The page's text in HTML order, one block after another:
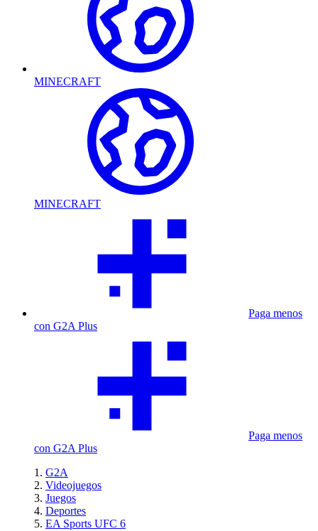
MINECRAFT
MINECRAFT
Paga menos
con G2A Plus
Paga menos
con G2A Plus
G2A
Videojuegos
Juegos
Deportes
EA Sports UFC 6